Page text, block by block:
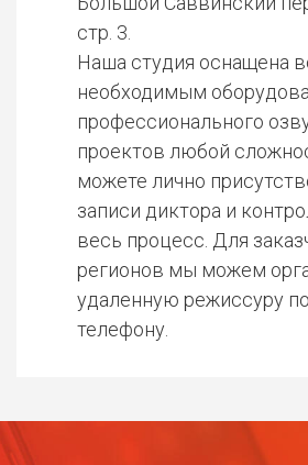
стр. 3.
Наша студия оснащена
необходимым
профессионального
проектов любой
можете лично
записи диктора и
весь процесс. Для
регионов мы можем
удаленную режиссуру
телефону.